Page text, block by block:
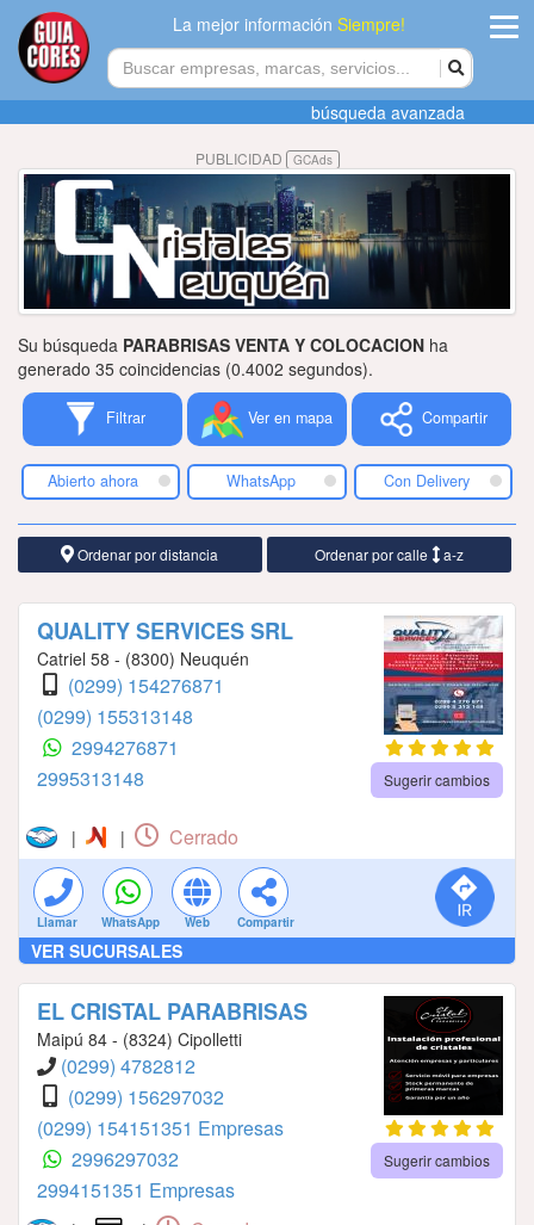
La mejor informaciónSiempre!
Agregar
empresa
Publicidad
Tiendacores
Contactenos
búsqueda avanzada
PUBLICIDAD GCAds
Su búsqueda PARABRISAS VENTA Y COLOCACION ha
generado 35 coincidencias (0.4002 segundos).
Filtrar Ver en mapa Compartir
Abierto ahora WhatsApp Con Delivery
Ordenar por distancia Ordenar por calle a-z
QUALITY SERVICES SRL
Catriel 58 - (8300) Neuquén
(0299) 154276871
(0299) 155313148
2994276871
2995313148
Sugerir cambios
| | Cerrado
Llamar WhatsApp Web Compartir
VER SUCURSALES
EL CRISTAL PARABRISAS
Maipú 84 - (8324) Cipolletti
(0299) 4782812
(0299) 156297032
(0299) 154151351 Empresas
2996297032
2994151351 Empresas
Sugerir cambios